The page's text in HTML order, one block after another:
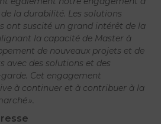
la durabilité. Les solutions
ont suscité un grand intérêt de la
la capacité de Master à
de nouveaux projets et de
avec des solutions et des
Cet engagement
à continuer et à contribuer à la
».